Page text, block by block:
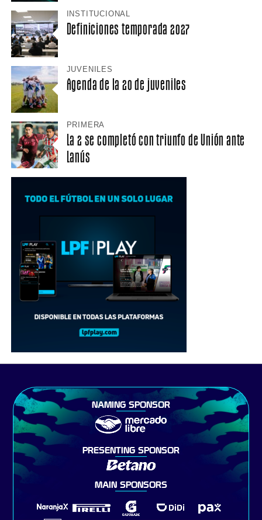
INSTITUCIONAL
Definiciones temporada 2027
JUVENILES
Agenda de la 20 de juveniles
PRIMERA
La 2 se completó con triunfo de Unión ante
Lanús
NAMING SPONSOR
PRESENTING SPONSOR
MAIN SPONSORS